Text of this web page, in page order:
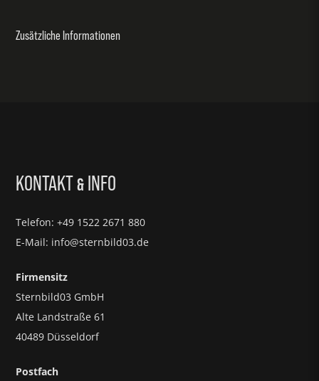
Zusätzliche Informationen
KONTAKT& INFO
Telefon: +49 1522 2671 880
E-Mail: info@sternbild03.de
Firmensitz
Sternbild03 GmbH
Alte Landstraße 61
40489 Düsseldorf
Postfach